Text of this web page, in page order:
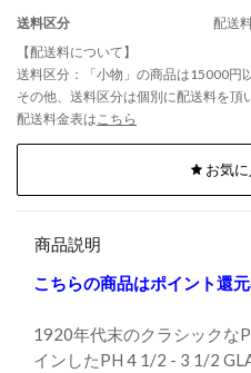
送料区分
配送
【配送料について】
送料区分：「小物」の商品は15000円
その他、送料区分は個別に配送料を頂
配送料金表は こちら
お気
商品説明
こちらの商品はポイント還
1920年代末のクラシックな
インしたPH 4 1/2 - 3 1/2